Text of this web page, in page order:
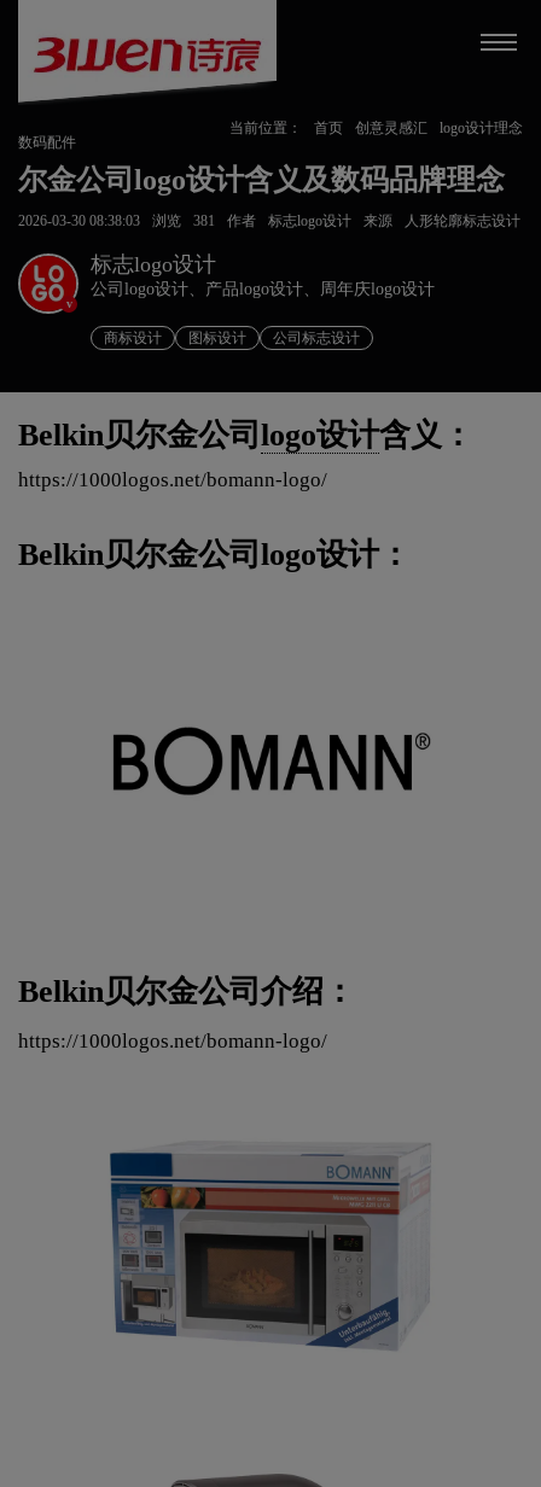
当前位置： 首页 创意灵感汇
logo设计理念
数码配件
尔金公司logo设计含义及数码品牌理念
2026-03-30 08:38:03 浏览 381 作者 标志logo设计 来源 人形轮廓标志设计
v
标志logo设计
公司logo设计、产品logo设计、周年庆logo设计
商标设计 图标设计 公司标志设计
Belkin贝尔金公司 logo设计含义：
https://1000logos.net/bomann-logo/
Belkin贝尔金公司logo设计：
Belkin贝尔金公司介绍：
https://1000logos.net/bomann-logo/